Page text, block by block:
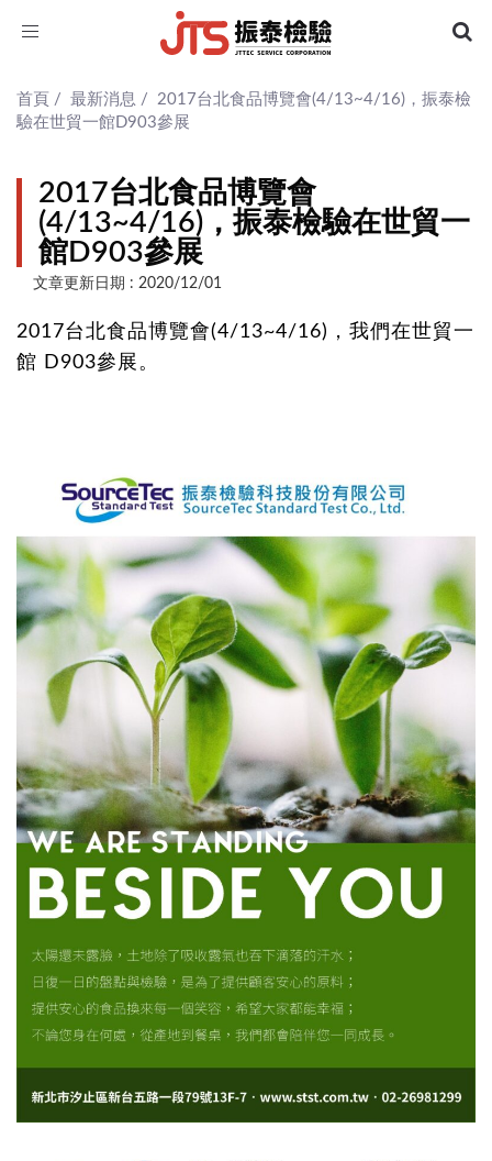
Toggle
首頁 / 最新消息 / 2017台北食品博覽會(4/13~4/16)，振泰檢
驗在世貿一館D903參展
2017台北食品博覽會
(4/13~4/16)，振泰檢驗在世貿一
館D903參展
文章更新日期 : 2020/12/01
2017台北食品博覽會(4/13~4/16)，我們在世貿一
館 D903參展。